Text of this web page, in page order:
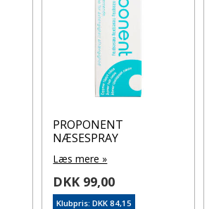
PROPONENT
NÆSESPRAY
Læs mere »
DKK 99,00
Klubpris: DKK 84,15